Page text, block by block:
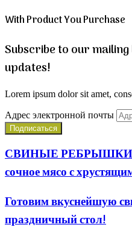
With Product You Purchase
Subscribe to our
updates!
Lorem ipsum dolor sit amet,
Адрес электронной почты
СВИНЫЕ РЕБРЫШКИ в
сочное мясо с
Готовим вкуснейшую
праздничный стол!